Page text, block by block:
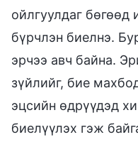
ойлгуулдаг бөгөөд
бүрчлэн биелнэ.
эрчээ авч байна.
зүйлийг, бие
эцсийн өдрүүдэд
биелүүлэх гэж